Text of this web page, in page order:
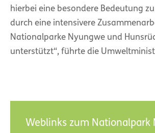
hierbei eine besondere Bedeutung
durch eine intensivere
Nationalparke Nyungwe und
unterstützt“, führte die
Weblinks zum Nationalpark